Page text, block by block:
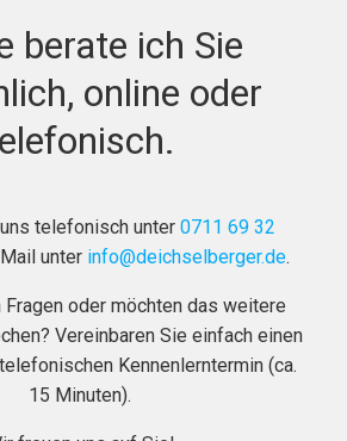
berate ich Sie
online oder
telefonisch unter 0711 69 32
unter info@deichselberger.de.
Fragen oder möchten das weitere
Vereinbaren Sie einfach einen
Kennenlerntermin (ca.
15 Minuten).